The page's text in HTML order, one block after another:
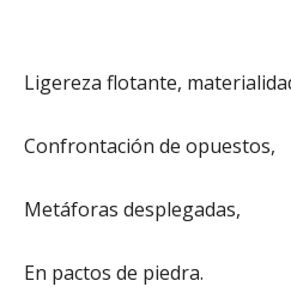
Ligereza flotante,
Confrontación de opuestos,
Metáforas desplegadas,
En pactos de piedra.